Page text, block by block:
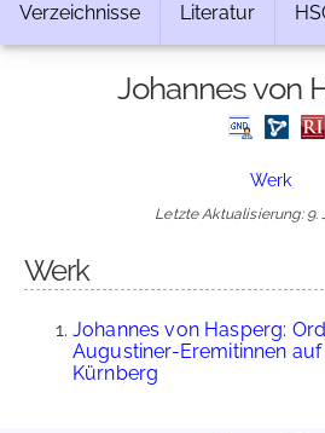
Verzeichnisse Literatur
Johannes von
Werk
Letzte Aktualisierung: 9.
Werk
Johannes von Hasperg:
Augustiner-Eremitinnen
Kürnberg